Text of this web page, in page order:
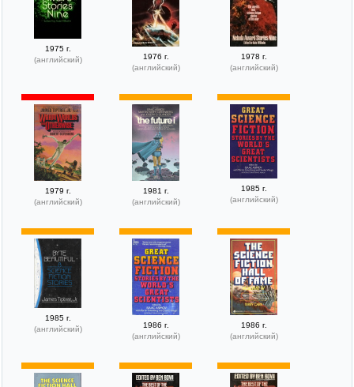
1975 г.
(английский)
1976 г.
(английский)
1978 г.
(английский)
1979 г.
(английский)
1981 г.
(английский)
1985 г.
(английский)
1985 г.
(английский)
1986 г.
(английский)
1986 г.
(английский)